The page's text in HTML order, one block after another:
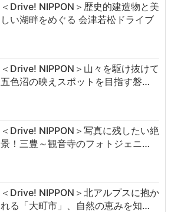
＜Drive! NIPPON＞歴史的建造物と美
しい湖畔をめぐる 会津若松ドライブ
＜Drive! NIPPON＞山々を駆け抜けて
五色沼の映えスポットを目指す磐…
＜Drive! NIPPON＞写真に残したい絶
景！三豊～観音寺のフォトジェニ…
＜Drive! NIPPON＞北アルプスに抱か
れる「大町市」、自然の恵みを知…